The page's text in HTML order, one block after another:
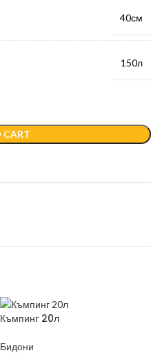
40см
150л
CART
Къмпинг 20л
Бидони